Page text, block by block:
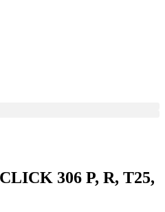
306 P, R, T25,